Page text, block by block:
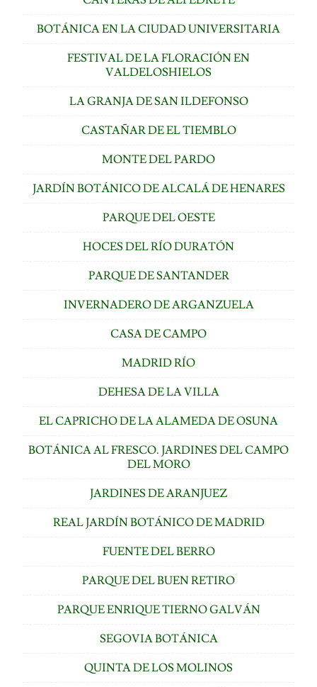
BOTÁNICA EN LA CIUDAD UNIVERSITARIA
FESTIVAL DE LA FLORACIÓN EN
VALDELOSHIELOS
LA GRANJA DE SAN ILDEFONSO
CASTAÑAR DE EL TIEMBLO
MONTE DEL PARDO
JARDÍN BOTÁNICO DE ALCALÁ DE HENARES
PARQUE DEL OESTE
HOCES DEL RÍO DURATÓN
PARQUE DE SANTANDER
INVERNADERO DE ARGANZUELA
CASA DE CAMPO
MADRID RÍO
DEHESA DE LA VILLA
EL CAPRICHO DE LA ALAMEDA DE OSUNA
BOTÁNICA AL FRESCO. JARDINES DEL CAMPO
DEL MORO
JARDINES DE ARANJUEZ
REAL JARDÍN BOTÁNICO DE MADRID
FUENTE DEL BERRO
PARQUE DEL BUEN RETIRO
PARQUE ENRIQUE TIERNO GALVÁN
SEGOVIA BOTÁNICA
QUINTA DE LOS MOLINOS